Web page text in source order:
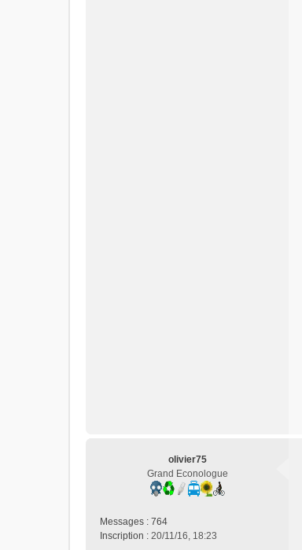
olivier75
Grand Econologue
Messages : 764
Inscription : 20/11/16, 18:23